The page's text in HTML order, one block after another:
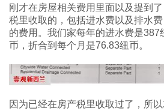
刚才在房屋相关费用里面以及提到
税里收取的，包括进水费以及排水
的费用。我们家每年的进水费是387
币，折合到每个月是76.83纽币。
因为已经在房产税里收取过了，所